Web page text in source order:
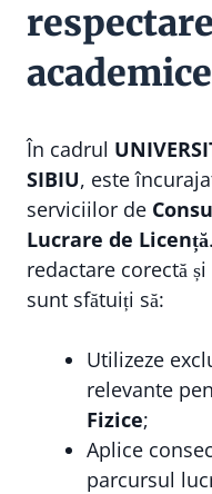
academice
În cadrul
SIBIU, este
serviciilor de
Lucrare de Licență
redactare corectă
sunt sfătuiți să:
Utilizeze
relevante
Fizice;
Aplice
parcursul